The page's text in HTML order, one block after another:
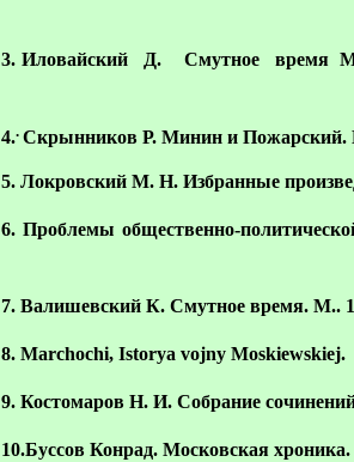
3. Иловайский Д. Смутное время
4..Скрынников Р. Минин и Пожарский.
5. Локровский М. Н. Избранные
6. Проблемы общественно-
7. Валишевский К. Смутное время. М..
8. Маrсhochi, Istorya vojny Moskiewskiej.
9. Костомаров Н. И. Собрание
10.Буссов Конрад. Московская